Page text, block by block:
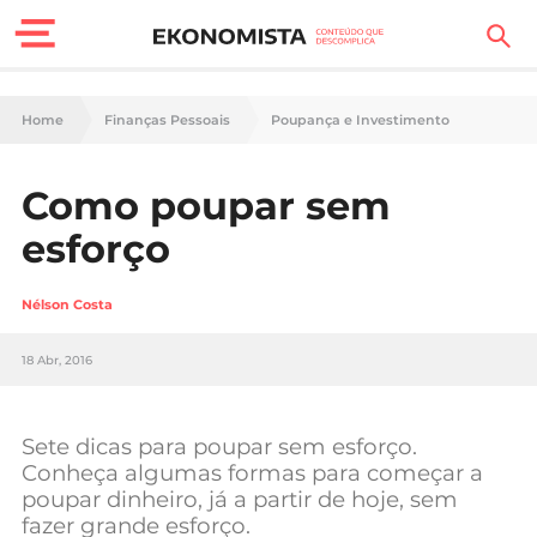
Finanças Pessoais
Carreira
Tecnologia
Negócios
Home Finanças Pessoais Poupança e Investimento
Como poupar sem
esforço
Nélson Costa
18 Abr, 2016
Sete dicas para poupar sem esforço.
Conheça algumas formas para começar a
poupar dinheiro, já a partir de hoje, sem
fazer grande esforço.